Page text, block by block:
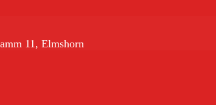
11, Elmshorn